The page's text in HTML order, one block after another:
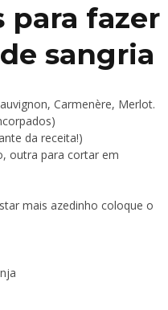
para fazer
sangria
Carmenère, Merlot.
da receita!)
outra para cortar em
mais azedinho coloque o